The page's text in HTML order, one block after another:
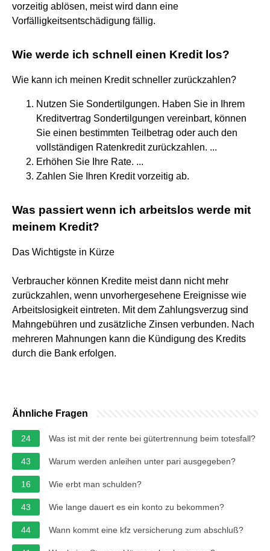
vorzeitig ablösen, meist wird dann eine
Vorfälligkeitsentschädigung fällig.
Wie werde ich schnell einen Kredit los?
Wie kann ich meinen Kredit schneller zurückzahlen?
Nutzen Sie Sondertilgungen. Haben Sie in Ihrem
Kreditvertrag Sondertilgungen vereinbart, können
Sie einen bestimmten Teilbetrag oder auch den
vollständigen Ratenkredit zurückzahlen. ...
Erhöhen Sie Ihre Rate. ...
Zahlen Sie Ihren Kredit vorzeitig ab.
Was passiert wenn ich arbeitslos werde mit
meinem Kredit?
Das Wichtigste in Kürze
Verbraucher können Kredite meist dann nicht mehr
zurückzahlen, wenn unvorhergesehene Ereignisse wie
Arbeitslosigkeit eintreten. Mit dem Zahlungsverzug sind
Mahngebühren und zusätzliche Zinsen verbunden. Nach
mehreren Mahnungen kann die Kündigung des Kredits
durch die Bank erfolgen.
Ähnliche Fragen
24 Was ist mit der rente bei gütertrennung beim totesfall?
43 Warum werden anleihen unter pari ausgegeben?
16 Wie erbt man schulden?
43 Wie lange dauert es ein konto zu bekommen?
44 Wann kommt eine kfz versicherung zum abschluß?